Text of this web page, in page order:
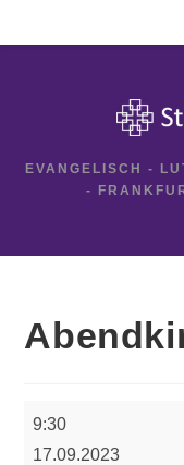
EVANGELISCH -
-
9:30
17.09.2023